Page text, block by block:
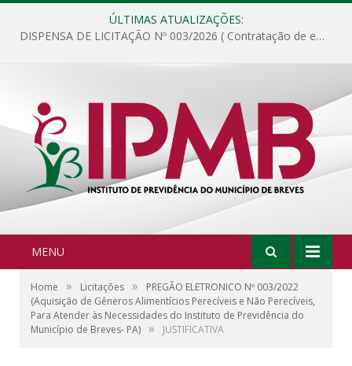
ÚLTIMAS ATUALIZAÇÕES:
DISPENSA DE LICITAÇÃO Nº 003/2026 ( Contratação de empresa para fornecimento de gêneros alimentícios não perecíveis, materiais de expediente, descartáveis, copa e cozinha, para análise e posterior publicação.)
MENU
Home » Licitações »
PREGÃO ELETRONICO Nº 003/2022
(Aquisição de Gêneros Alimentícios Perecíveis e Não Perecíveis,
Para Atender às Necessidades do Instituto de Previdência do
Município de Breves- PA) » JUSTIFICATIVA